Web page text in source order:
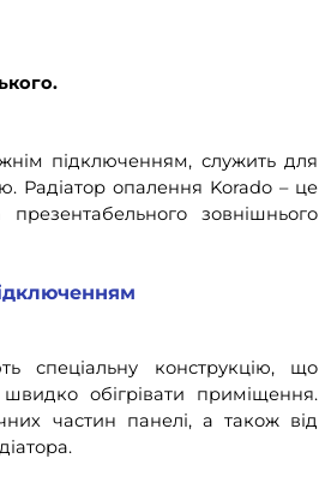
підключенням, служить для
Радіатор опалення Korado – це
зовнішнього
спеціальну конструкцію, що
обігрівати приміщення.
частин панелі, а також від